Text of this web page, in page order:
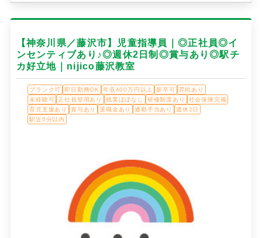
【神奈川県／藤沢市】児童指導員｜◎正社員◎イ
ンセンティブあり♪◎週休2日制◎賞与あり◎駅チ
カ好立地｜nijico藤沢教室
ブランク可 即日勤務OK 年収400万円以上 新卒可
昇給あり
未経験可
正社員登用あり 残業ほぼなし 研修制度あり
社会保険完備
育児支援あり
賞与あり 退職金あり 通勤手当あり
週休2日
駅近5分以内